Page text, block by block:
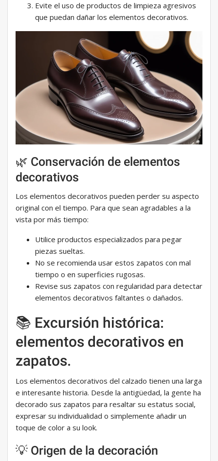
Evite el uso de productos de limpieza agresivos
que puedan dañar los elementos decorativos.
🌿 Conservación de elementos
decorativos
Los elementos decorativos pueden perder su aspecto
original con el tiempo. Para que sean agradables a la
vista por más tiempo:
Utilice productos especializados para pegar
piezas sueltas.
No se recomienda usar estos zapatos con mal
tiempo o en superficies rugosas.
Revise sus zapatos con regularidad para detectar
elementos decorativos faltantes o dañados.
📚 Excursión histórica:
elementos decorativos en
zapatos.
Los elementos decorativos del calzado tienen una larga
e interesante historia. Desde la antigüedad, la gente ha
decorado sus zapatos para resaltar su estatus social,
expresar su individualidad o simplemente añadir un
toque de color a su look.
💡 Origen de la decoración